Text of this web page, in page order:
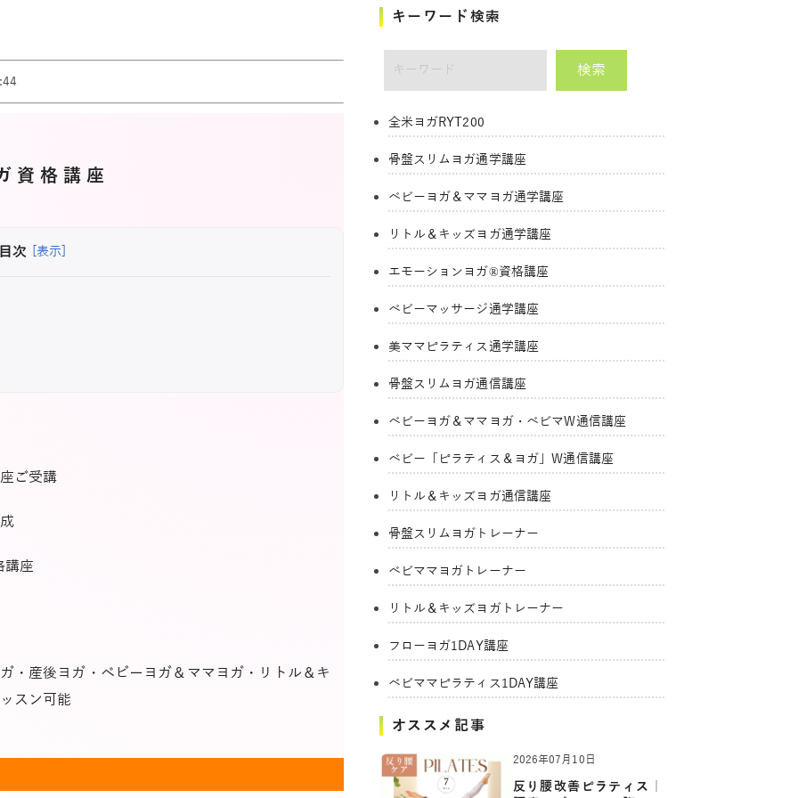
資格講座
次 [表示]
ご受講
講座
・産後ヨガ・ベビーヨガ＆ママヨガ・リトル＆キ
スン可能
キーワード検索
検索
全米ヨガRYT200
骨盤スリムヨガ通学講座
ベビーヨガ＆ママヨガ通学講座
リトル＆キッズヨガ通学講座
エモーションヨガ®資格講座
ベビーマッサージ通学講座
美ママピラティス通学講座
骨盤スリムヨガ通信講座
ベビーヨガ＆ママヨガ・ベビマW通信講座
ベビー「ピラティス＆ヨガ」W通信講座
リトル＆キッズヨガ通信講座
骨盤スリムヨガトレーナー
ベビママヨガトレーナー
リトル＆キッズヨガトレーナー
フローヨガ1DAY講座
ベビママピラティス1DAY講座
オススメ記事
2026年07月10日
反り腰改善ピラティス｜